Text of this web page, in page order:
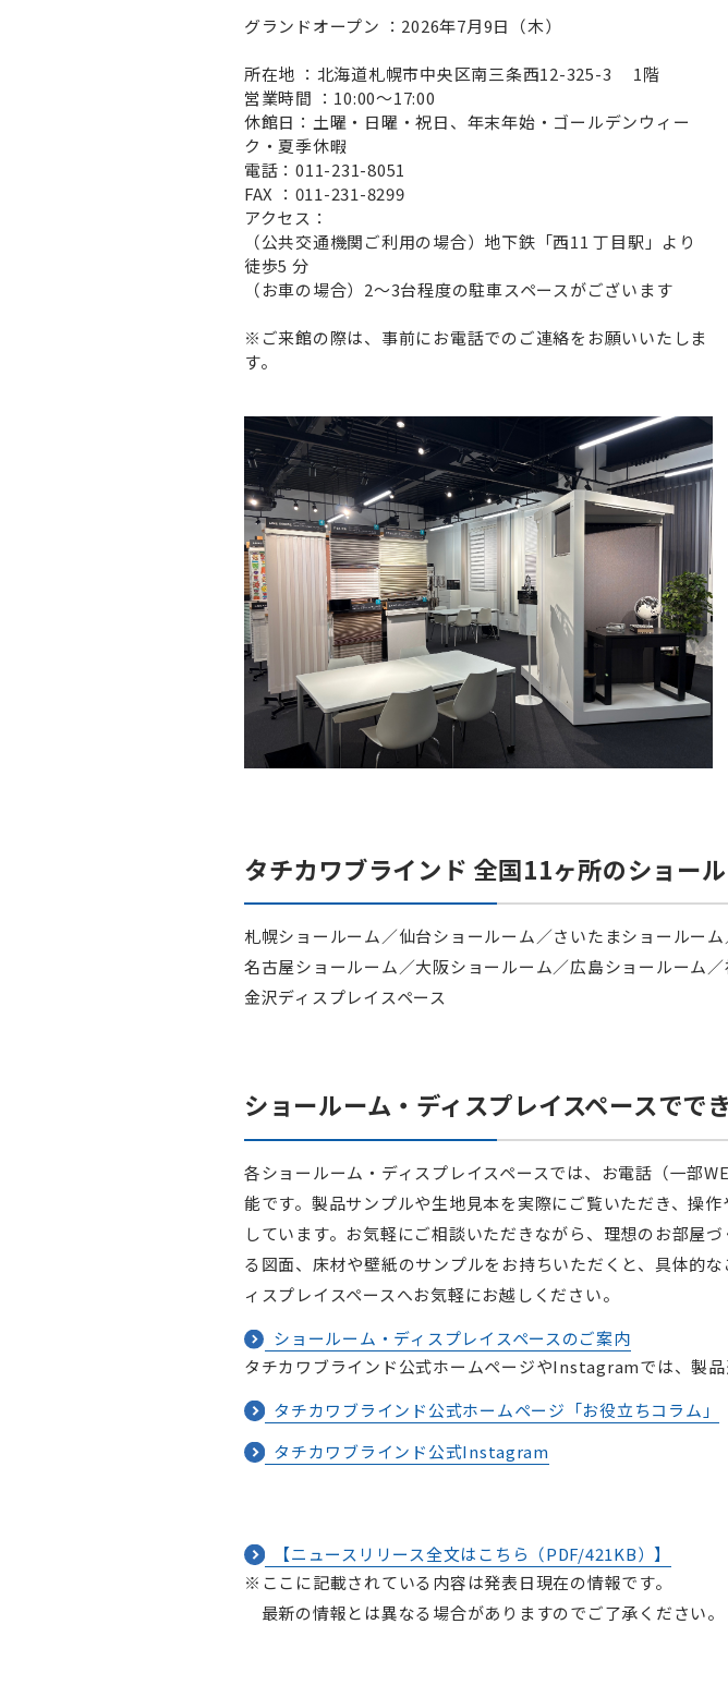
グランドオープン ：2026年7月9日（木）
所在地 ：北海道札幌市中央区南三条西12-325-3 1階
営業時間 ：10:00～17:00
休館日：土曜・日曜・祝日、年末年始・ゴールデンウィー
ク・夏季休暇
電話：011-231-8051
FAX ：011-231-8299
アクセス：
（公共交通機関ご利用の場合）地下鉄「西11 丁目駅」より
徒歩5 分
（お車の場合）2～3台程度の駐車スペースがございます
※ご来館の際は、事前にお電話でのご連絡をお願いいたしま
す。
タチカワブラインド 全国11ヶ所のショー
札幌ショールーム／仙台ショールーム／さいたまショールー
名古屋ショールーム／大阪ショールーム／広島ショールーム
金沢ディスプレイスペース
ショールーム・ディスプレイスペースでで
各ショールーム・ディスプレイスペースでは、お電話（一部
能です。製品サンプルや生地見本を実際にご覧いただき、操
しています。お気軽にご相談いただきながら、理想のお部屋
る図面、床材や壁紙のサンプルをお持ちいただくと、具体的
ィスプレイスペースへお気軽にお越しください。
ショールーム・ディスプレイスペースのご案内
タチカワブラインド公式ホームページやInstagramでは、製品
タチカワブラインド公式ホームページ「お役立ちコラム」
タチカワブラインド公式Instagram
【ニュースリリース全文はこちら（PDF/421KB）】
※ここに記載されている内容は発表日現在の情報です。
最新の情報とは異なる場合がありますのでご了承ください。